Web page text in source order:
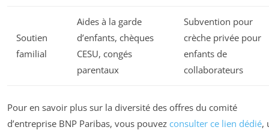
Soutien
familial
Aides à la garde
d’enfants, chèques
CESU, congés
parentaux
Subvention pour
crèche privée pour
enfants de
collaborateurs
Pour en savoir plus sur la diversité des offres du comité
d’entreprise BNP Paribas, vous pouvez consulter ce lien dédié,